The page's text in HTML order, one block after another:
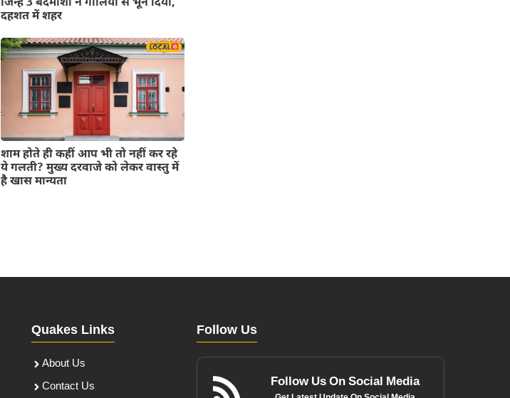
दहशत में शहर
शाम होते ही कहीं आप भी तो नहीं कर रहे
ये गलती? मुख्य दरवाजे को लेकर वास्तु में
है खास मान्यता
Quakes Links
About Us
Contact Us
Follow Us
Follow Us On Social Media